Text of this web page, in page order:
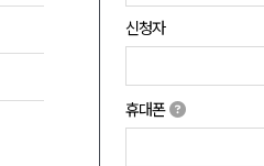
신청자
휴대폰